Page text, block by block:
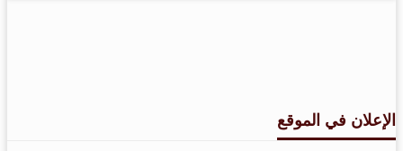
الإعلان في الموقع